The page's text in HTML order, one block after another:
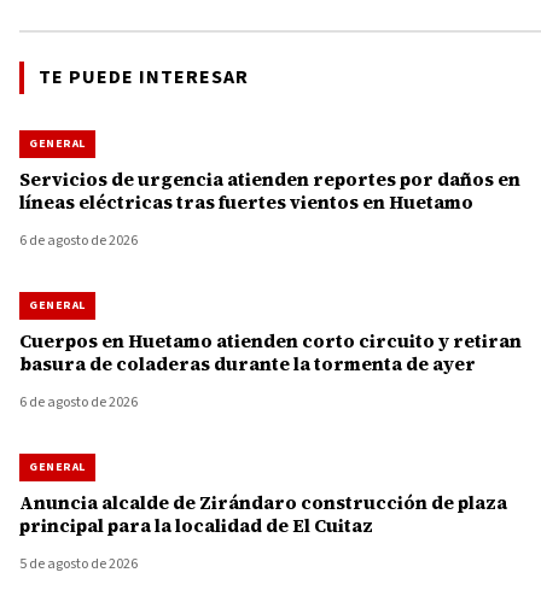
TE PUEDE INTERESAR
GENERAL
Servicios de urgencia atienden reportes por daños en
líneas eléctricas tras fuertes vientos en Huetamo
6 de agosto de 2026
GENERAL
Cuerpos en Huetamo atienden corto circuito y retiran
basura de coladeras durante la tormenta de ayer
6 de agosto de 2026
GENERAL
Anuncia alcalde de Zirándaro construcción de plaza
principal para la localidad de El Cuitaz
5 de agosto de 2026